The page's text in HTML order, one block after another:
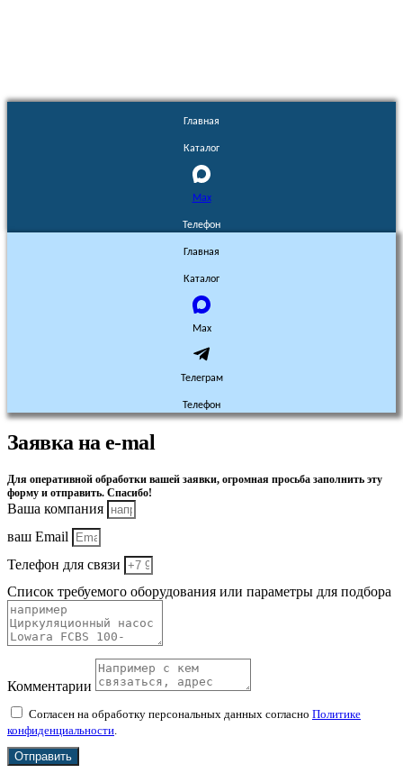
Главная
Каталог
Max
Телефон
Главная
Каталог
Max
Телеграм
Телефон
Заявка на e-mal
Для оперативной обработки вашей заявки, огромная просьба заполнить эту
форму и отправить. Спасибо!
Ваша компания
ваш Email
Телефон для связи
Список требуемого оборудования или параметры для подбора
Комментарии
Согласен на обработку персональных данных согласно Политике
конфиденциальности
Отправить